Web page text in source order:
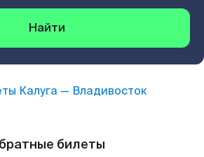
Найти
Калуга — Владивосток
билеты